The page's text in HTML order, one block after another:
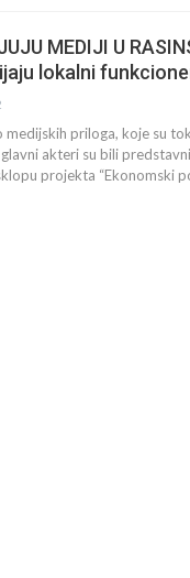
MEDIJI U
lokalni
medijskih priloga, koje su
akteri su bili
projekta “Ekonomski